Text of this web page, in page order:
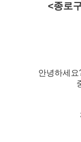
<종로
안녕하세